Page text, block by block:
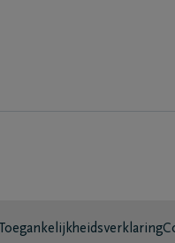
Toegankelijkheidsverklaring